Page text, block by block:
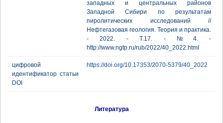
западных и центральных районов
Западной Сибири по результатам
пиролитических исследований //
Нефтегазовая геология. Теория и практика.
- 2022. - Т.17. - №4. -
http://www.ngtp.ru/rub/2022/40_2022.html
цифровой
идентификатор статьи
DOI
https://doi.org/10.17353/2070-5379/40_2022
Литература